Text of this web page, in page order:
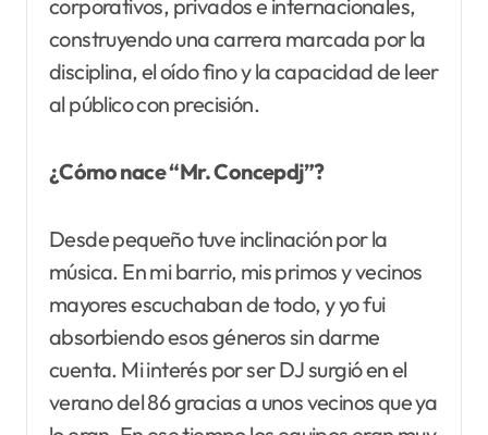
corporativos, privados e internacionales,
construyendo una carrera marcada por la
disciplina, el oído fino y la capacidad de leer
al público con precisión.
¿Cómo nace “Mr. Concepdj”?
Desde pequeño tuve inclinación por la
música. En mi barrio, mis primos y vecinos
mayores escuchaban de todo, y yo fui
absorbiendo esos géneros sin darme
cuenta. Mi interés por ser DJ surgió en el
verano del 86 gracias a unos vecinos que ya